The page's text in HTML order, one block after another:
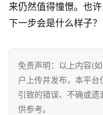
首
页
情
快
来仍然值得憧憬。也
下一步会是什么样子？
免责声明：以上内容(
户上传并发布，本平
引致的错误、不确或
供参考。